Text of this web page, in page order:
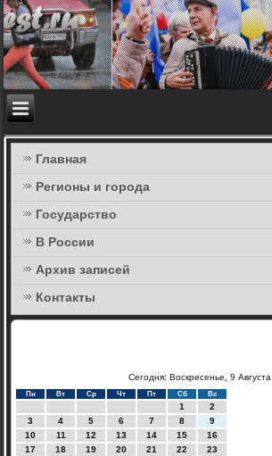
Главная
Регионы и города
Государство
В России
Архив записей
Контакты
Сегодня: Воскресенье, 9 Августа
Пн Вт Ср Чт Пт Сб Вс
1
2
3
4 5 6 7 8
9
10
11 12 13 14 15
16
17
18 19 20 21 22
23